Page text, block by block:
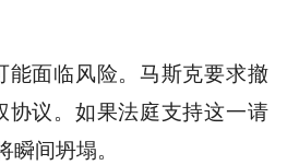
能面临风险。马斯克要求撤
协议。如果法庭支持这一请
间坍塌。